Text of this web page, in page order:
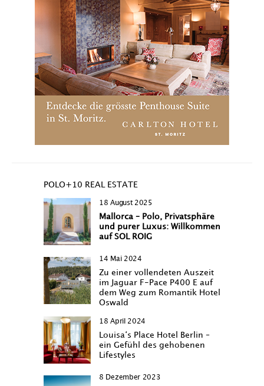
POLO+10 REAL ESTATE
18 August 2025
Mallorca – Polo, Privatsphäre
und purer Luxus: Willkommen
auf SOL ROIG
14 Mai 2024
Zu einer vollendeten Auszeit
im Jaguar F-Pace P400 E auf
dem Weg zum Romantik Hotel
Oswald
18 April 2024
Louisa‘s Place Hotel Berlin –
ein Gefühl des gehobenen
Lifestyles
8 Dezember 2023